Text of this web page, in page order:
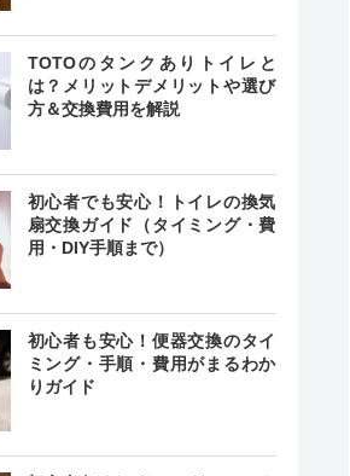
TOTOのタンクありトイレと
は？メリットデメリットや選び
方＆交換費用を解説
初心者でも安心！トイレの換気
扇交換ガイド（タイミング・費
用・DIY手順まで）
初心者も安心！便器交換のタイ
ミング・手順・費用がまるわか
りガイド